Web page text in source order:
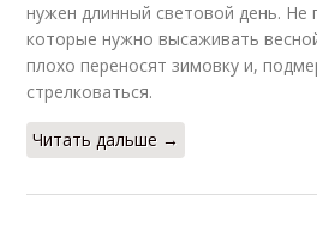
нужен длинный световой день. Не
которые нужно высаживать
плохо переносят зимовку и,
стрелковаться.
Читать дальше →